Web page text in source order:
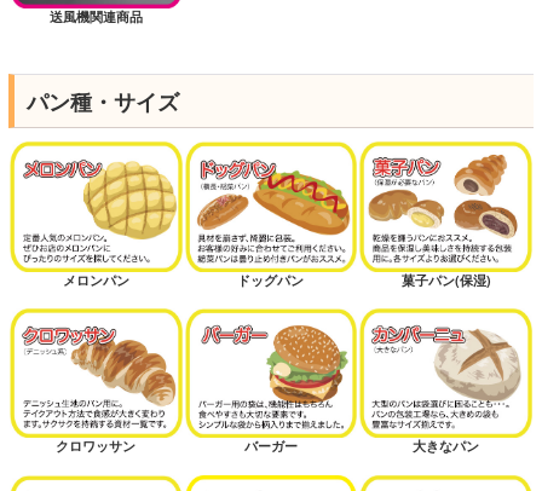
送風機関連商品
パン種・サイズ
メロンパン ドッグパン 菓子パン(保湿)
クロワッサン バーガー 大きなパン